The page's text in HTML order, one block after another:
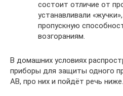
состоит отличие от
устанавливали
пропускную
возгораниям.
В домашних условиях
приборы для защиты одного
АВ, про них и пойдёт речь ниже.